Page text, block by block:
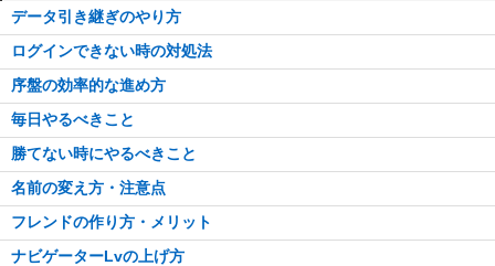
データ引き継ぎのやり方
ログインできない時の対処法
序盤の効率的な進め方
毎日やるべきこと
勝てない時にやるべきこと
名前の変え方・注意点
フレンドの作り方・メリット
ナビゲーターLvの上げ方